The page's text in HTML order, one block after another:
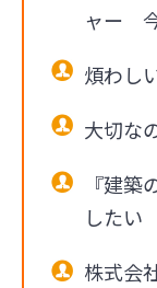
ャー 今
煩わし
大切な
『建
したい
株式会